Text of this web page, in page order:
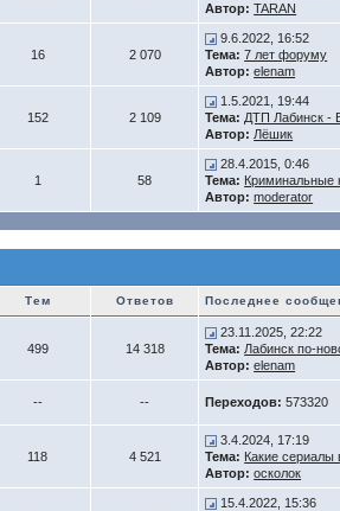
Автор: TARAN
16 2 070
9.6.2022, 16:52
Тема: 7 лет форуму
Автор: elenam
152 2 109
1.5.2021, 19:44
Тема: ДТП Лабинск -
Автор: Лёшик
1 58
28.4.2015, 0:46
Тема: Криминальные
Автор: moderator
Тем Ответов Последнее
499 14 318
23.11.2025, 22:22
Тема: Лабинск по-
Автор: elenam
-- -- Переходов: 573320
118 4 521
3.4.2024, 17:19
Тема: Какие сериалы
Автор: осколок
15.4.2022, 15:36